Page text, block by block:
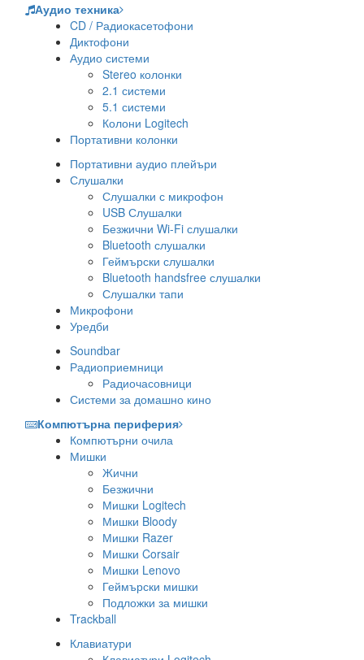
Аудио техника
CD / Радиокасетофони
Диктофони
Аудио системи
Stereo колонки
2.1 системи
5.1 системи
Колони Logitech
Портативни колонки
Портативни аудио плейъри
Слушалки
Слушалки с микрофон
USB Слушалки
Безжични Wi-Fi слушалки
Bluetooth слушалки
Геймърски слушалки
Bluetooth handsfree слушалки
Слушалки тапи
Микрофони
Уредби
Soundbar
Радиоприемници
Радиочасовници
Системи за домашно кино
Компютърна периферия
Компютърни очила
Мишки
Жични
Безжични
Мишки Logitech
Мишки Bloody
Мишки Razer
Мишки Corsair
Мишки Lenovo
Геймърски мишки
Подложки за мишки
Trackball
Клавиатури